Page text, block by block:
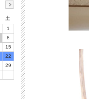
土
1
8
15
22
29